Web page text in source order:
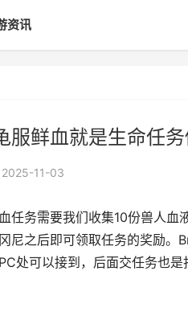
资讯
服鲜血就是生命任
2025-11-03
任务需要我们收集10份兽人
尼之后即可领取任务的奖励。
处可以接到，后面交任务也